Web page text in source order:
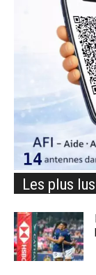
Les plus lus